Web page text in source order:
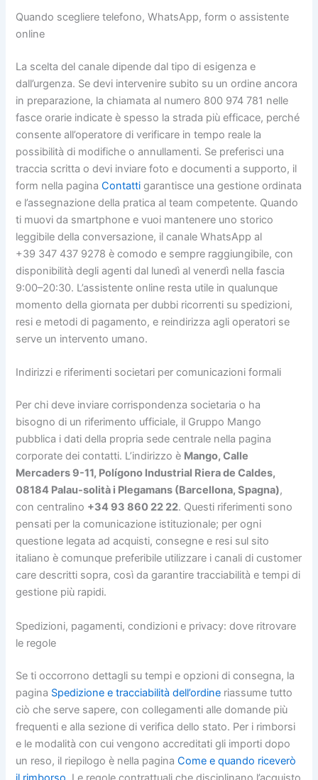
Quando scegliere telefono, WhatsApp, form o assistente
online
La scelta del canale dipende dal tipo di esigenza e
dall’urgenza. Se devi intervenire subito su un ordine ancora
in preparazione, la chiamata al numero 800 974 781 nelle
fasce orarie indicate è spesso la strada più efficace, perché
consente all’operatore di verificare in tempo reale la
possibilità di modifiche o annullamenti. Se preferisci una
traccia scritta o devi inviare foto e documenti a supporto, il
form nella paginaContatti garantisce una gestione ordinata
e l’assegnazione della pratica al team competente. Quando
ti muovi da smartphone e vuoi mantenere uno storico
leggibile della conversazione, il canale WhatsApp al
+39 347 437 9278 è comodo e sempre raggiungibile, con
disponibilità degli agenti dal lunedì al venerdì nella fascia
9:00–20:30. L’assistente online resta utile in qualunque
momento della giornata per dubbi ricorrenti su spedizioni,
resi e metodi di pagamento, e reindirizza agli operatori se
serve un intervento umano.
Indirizzi e riferimenti societari per comunicazioni formali
Per chi deve inviare corrispondenza societaria o ha
bisogno di un riferimento ufficiale, il Gruppo Mango
pubblica i dati della propria sede centrale nella pagina
corporate dei contatti. L’indirizzo è Mango, Calle
Mercaders 9-11, Polígono Industrial Riera de Caldes,
08184 Palau-solità i Plegamans (Barcellona, Spagna),
con centralino +34 93 860 22 22. Questi riferimenti sono
pensati per la comunicazione istituzionale; per ogni
questione legata ad acquisti, consegne e resi sul sito
italiano è comunque preferibile utilizzare i canali di customer
care descritti sopra, così da garantire tracciabilità e tempi di
gestione più rapidi.
Spedizioni, pagamenti, condizioni e privacy: dove ritrovare
le regole
Se ti occorrono dettagli su tempi e opzioni di consegna, la
pagina Spedizione e tracciabilità dell’ordine riassume tutto
ciò che serve sapere, con collegamenti alle domande più
frequenti e alla sezione di verifica dello stato. Per i rimborsi
e le modalità con cui vengono accreditati gli importi dopo
un reso, il riepilogo è nella paginaCome e quando riceverò